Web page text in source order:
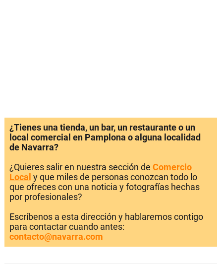
¿Tienes una tienda, un bar, un restaurante o un
local comercial en Pamplona o alguna localidad
de Navarra?
¿Quieres salir en nuestra sección de Comercio
Local y que miles de personas conozcan todo lo
que ofreces con una noticia y fotografías hechas
por profesionales?
Escríbenos a esta dirección y hablaremos contigo
para contactar cuando antes:
contacto@navarra.com